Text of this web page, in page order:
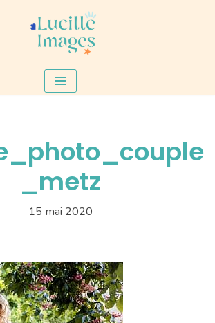
_metz
15 mai 2020